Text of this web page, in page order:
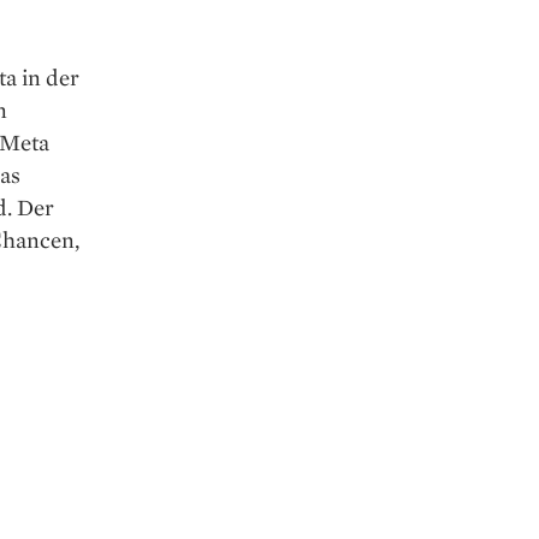
in der
Der